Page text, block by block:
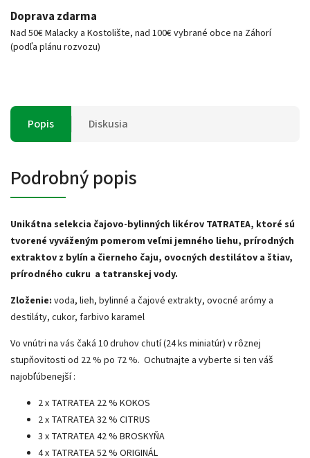
Doprava zdarma
Nad 50€ Malacky a Kostolište, nad 100€ vybrané obce na Záhorí
(podľa plánu rozvozu)
Popis Diskusia
Podrobný popis
Unikátna selekcia čajovo-bylinných likérov TATRATEA, ktoré sú
tvorené vyváženým pomerom veľmi jemného liehu, prírodných
extraktov z bylín a čierneho čaju, ovocných destilátov a štiav,
prírodného cukru a tatranskej vody.
Zloženie: voda, lieh, bylinné a čajové extrakty, ovocné arómy a
destiláty, cukor, farbivo karamel
Vo vnútri na vás čaká 10 druhov chutí (24 ks miniatúr) v rôznej
stupňovitosti od 22 % po 72 %. Ochutnajte a vyberte si ten váš
najobľúbenejší :
2 x TATRATEA 22 % KOKOS
2 x TATRATEA 32 % CITRUS
3 x TATRATEA 42 % BROSKYŇA
4 x TATRATEA 52 % ORIGINÁL